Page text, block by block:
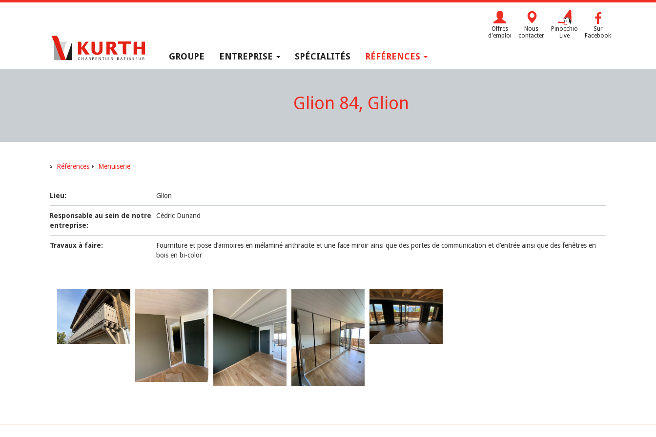
Offres
d'emploi
Nous
contacter
Pinocchio
Live
Sur
Facebook
GROUPE ENTREPRISE SPÉCIALITÉS RÉFÉRENCES
Glion 84, Glion
Références Menuiserie
Lieu: Glion
Responsable au sein de notre
entreprise:
Cédric Dunand
Travaux à faire:
Fourniture et pose d’armoires en mélaminé anthracite et une face miroir ainsi que des portes de communication et d’entrée ainsi que des fenêtres en
bois en bi-color